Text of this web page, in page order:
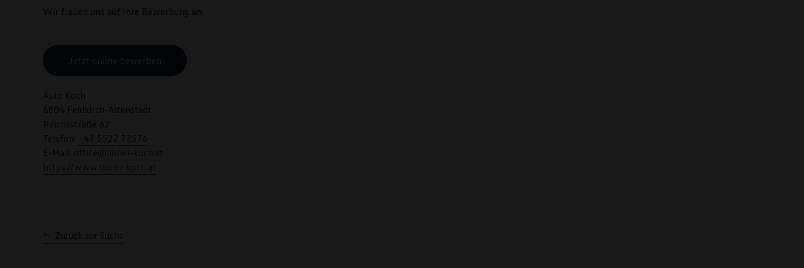
Wir freuen uns auf Ihre Bewerbung an:
Jetzt online bewerben
Auto Koch
6804 Feldkirch-Altenstadt
Reichsstraße 62
Telefon: +43 5522 73576
E-Mail: office@linher-koch.at
https://www.linher-koch.at
Zurück zur Suche